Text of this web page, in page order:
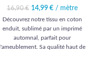
16,90€
Le prix initial était :
16,90 €.
14,99 €
Le prix
actuel est :
14,99 €.
/ mètre
Découvrez notre tissu en coton
enduit, sublimé par un imprimé
automnal, parfait pour
l'ameublement. Sa qualité haut de